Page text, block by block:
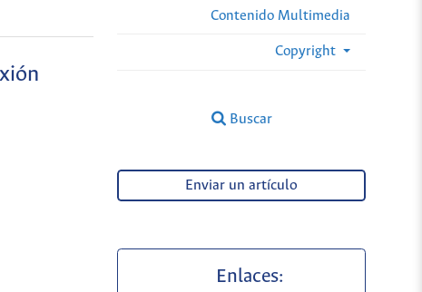
Contenido Multimedia
Copyright
Buscar
Enviar un artículo
Enlaces: